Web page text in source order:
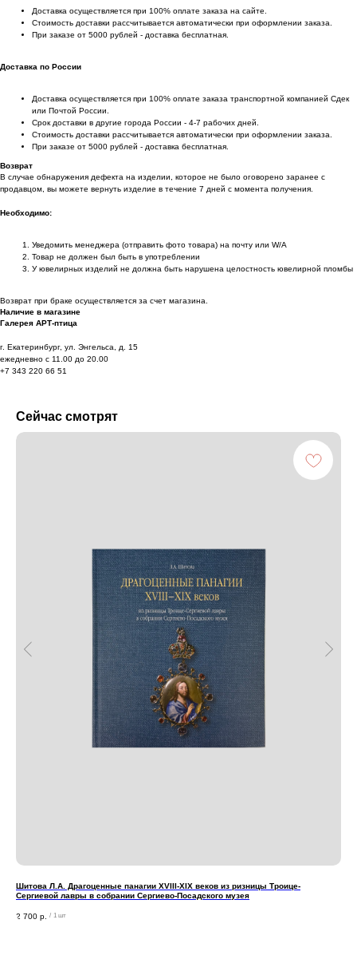
Доставка осуществляется при 100% оплате заказа на сайте.
Стоимость доставки рассчитывается автоматически при оформлении заказа.
При заказе от 5000 рублей - доставка бесплатная.
Доставка по России
Доставка осуществляется при 100% оплате заказа транспортной компанией Сдек
или Почтой России.
Срок доставки в другие города России - 4-7 рабочих дней.
Стоимость доставки рассчитывается автоматически при оформлении заказа.
При заказе от 5000 рублей - доставка бесплатная.
Возврат
В случае обнаружения дефекта на изделии, которое не было оговорено заранее с
продавцом, вы можете вернуть изделие в течение 7 дней с момента получения.
Необходимо:
Уведомить менеджера (отправить фото товара) на почту или W/А
Товар не должен был быть в употреблении
У ювелирных изделий не должна быть нарушена целостность ювелирной пломбы
Возврат при браке осуществляется за счет магазина.
Наличие в магазине
Галерея АРТ-птица
г. Екатеринбург, ул. Энгельса, д. 15
ежедневно с 11.00 до 20.00
+7 343 220 66 51
Сейчас смотрят
Шитова Л.А. Драгоценные панагии XVIII-XIX веков из ризницы Троице-
Сергиевой лавры в собрании Сергиево-Посадского музея
2 700 р. / 1 шт